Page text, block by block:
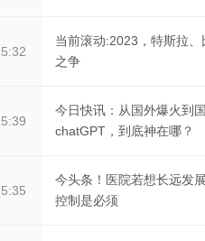
当前滚动:2023，特斯拉、
之争
今日快讯：从国外爆火到
chatGPT，到底神在哪？
今头条！医院若想长远发
控制是必须